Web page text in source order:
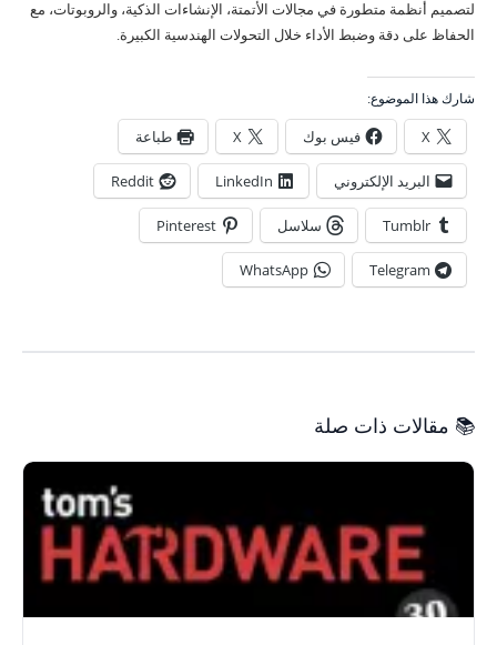
لتصميم أنظمة متطورة في مجالات الأتمتة، الإنشاءات الذكية، والروبوتات، مع
الحفاظ على دقة وضبط الأداء خلال التحولات الهندسية الكبيرة.
شارك هذا الموضوع:
X فيس بوك X طباعة
البريد الإلكتروني LinkedIn
Reddit
Tumblr سلاسل Pinterest
Telegram
WhatsApp
📚 مقالات ذات صلة